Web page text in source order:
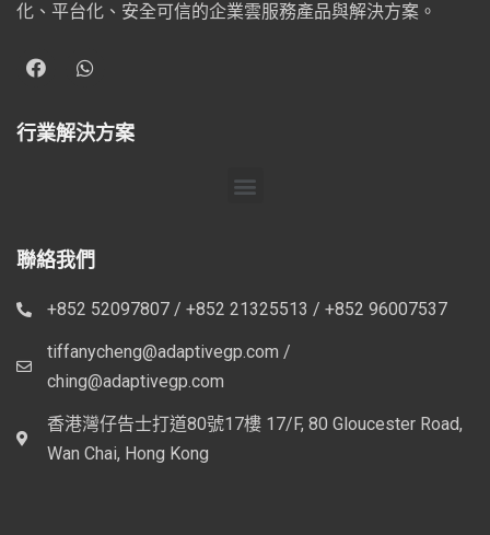
化、平台化、安全可信的企業雲服務產品與解決方案。
行業解決方案
聯絡我們
+852 52097807 / +852 21325513 / +852 96007537
tiffanycheng@adaptivegp.com /
ching@adaptivegp.com
香港灣仔告士打道80號17樓 17/F, 80 Gloucester Road,
Wan Chai, Hong Kong